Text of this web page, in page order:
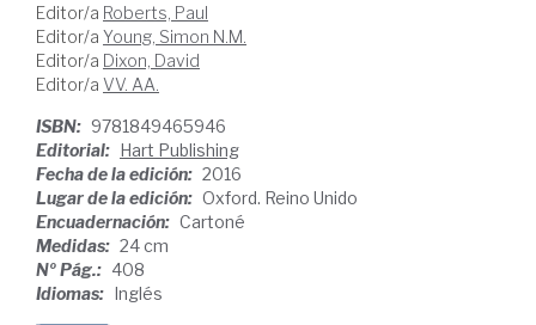
Editor/a Roberts, Paul
Editor/a Young, Simon N.M.
Editor/a Dixon, David
Editor/a VV. AA.
ISBN: 9781849465946
Editorial: Hart Publishing
Fecha de la edición: 2016
Lugar de la edición: Oxford. Reino Unido
Encuadernación: Cartoné
Medidas: 24 cm
Nº Pág.: 408
Idiomas: Inglés